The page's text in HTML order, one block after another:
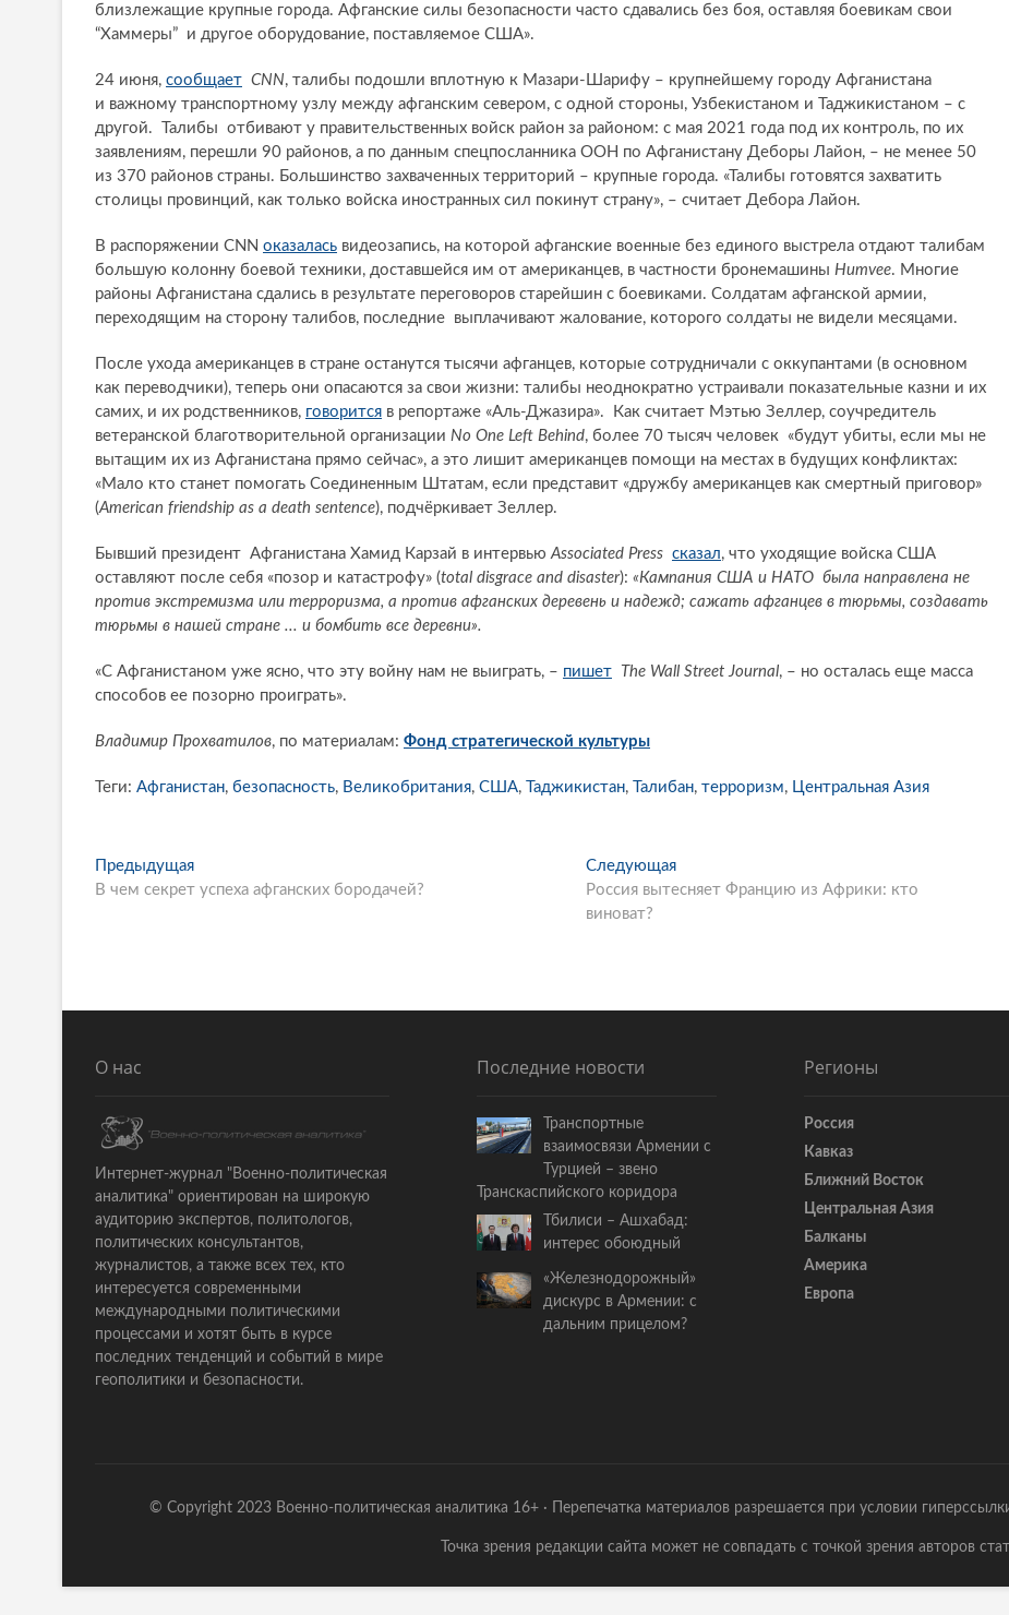
близлежащие крупные города. Афганские силы безопасности часто сдавались без боя, оставляя боевикам свои
“Хаммеры” и другое оборудование, поставляемое США».
24 июня, сообщает CNN, талибы подошли вплотную к Мазари-Шарифу – крупнейшему городу Афганистана
и важному транспортному узлу между афганским севером, с одной стороны, Узбекистаном и Таджикистаном – с
другой. Талибы отбивают у правительственных войск район за районом: с мая 2021 года под их контроль, по их
заявлениям, перешли 90 районов, а по данным спецпосланника ООН по Афганистану Деборы Лайон, – не менее 50
из 370 районов страны. Большинство захваченных территорий – крупные города. «Талибы готовятся захватить
столицы провинций, как только войска иностранных сил покинут страну», – считает Дебора Лайон.
В распоряжении CNN оказалась видеозапись, на которой афганские военные без единого выстрела отдают талибам
большую колонну боевой техники, доставшейся им от американцев, в частности бронемашины Humvee. Многие
районы Афганистана сдались в результате переговоров старейшин с боевиками. Солдатам афганской армии,
переходящим на сторону талибов, последние выплачивают жалование, которого солдаты не видели месяцами.
После ухода американцев в стране останутся тысячи афганцев, которые сотрудничали с оккупантами (в основном
как переводчики), теперь они опасаются за свои жизни: талибы неоднократно устраивали показательные казни и их
самих, и их родственников, говорится в репортаже «Аль-Джазира». Как считает Мэтью Зеллер, соучредитель
ветеранской благотворительной организации No One Left Behind, более 70 тысяч человек «будут убиты, если мы не
вытащим их из Афганистана прямо сейчас», а это лишит американцев помощи на местах в будущих конфликтах:
«Мало кто станет помогать Соединенным Штатам, если представит «дружбу американцев как смертный приговор»
(American friendship as a death sentence), подчёркивает Зеллер.
Бывший президент Афганистана Хамид Карзай в интервью Associated Press сказал, что уходящие войска США
оставляют после себя «позор и катастрофу» (total disgrace and disaster): «Кампания США и НАТО была направлена не ​​
против экстремизма или терроризма, а против афганских деревень и надежд; сажать афганцев в тюрьмы, создавать
тюрьмы в нашей стране ... и бомбить все деревни».
«С Афганистаном уже ясно, что эту войну нам не выиграть, – пишет The Wall Street Journal, – но осталась еще масса
способов ее позорно проиграть».
Владимир Прохватилов, по материалам: Фонд стратегической культуры
Теги: Афганистан, безопасность, Великобритания, США, Таджикистан, Талибан, терроризм, Центральная Азия
P
o
n
v
i
g
a
t
i
o
n
Предыдущая
р
у
т
т
ь
я
В чем секрет успеха афганских бородачей?
Следующая
л
щ
т
:
Россия вытесняет Францию из Африки: кто
виноват?
О нас
Интернет-журнал "Военно-политическая
аналитика" ориентирован на широкую
аудиторию экспертов, политологов,
политических консультантов,
журналистов, а также всех тех, кто
интересуется современными
международными политическими
процессами и хотят быть в курсе
последних тенденций и событий в мире
геополитики и безопасности.
Последние новости
Транспортные
взаимосвязи Армении с
Турцией – звено
Транскаспийского коридора
Тбилиси – Ашхабад:
интерес обоюдный
«Железнодорожный»
дискурс в Армении: с
дальним прицелом?
Регионы
Россия
Кавказ
Ближний Восток
Центральная Азия
Балканы
Америка
Европа
© Copyright 2023 Военно-политическая аналитика 16+ · Перепечатка материалов разрешается при условии
Точка зрения редакции сайта может не совпадать с точкой зрения авторов